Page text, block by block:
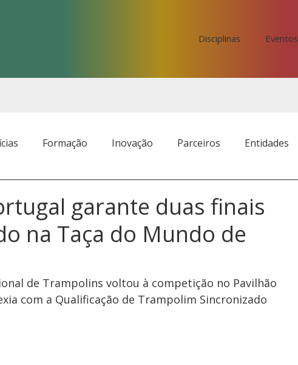
Disciplinas Eventos
Formação Inovação Parceiros Entidades
garante duas finais
na Taça do Mundo de
de Trampolins voltou à competição no Pavilhão
com a Qualificação de Trampolim Sincronizado